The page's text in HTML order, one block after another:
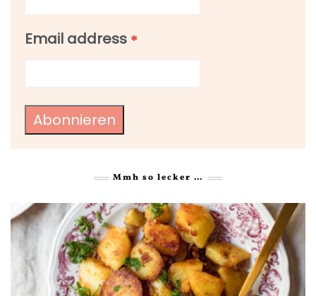
Email address *
Abonnieren
Mmh so lecker …